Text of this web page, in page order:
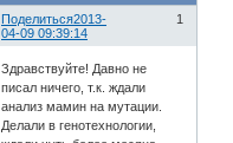
Поделиться 1
2013-
04-09 09:39:14
Здравствуйте! Давно не
писал ничего, т.к. ждали
анализ мамин на мутации.
Делали в генотехнологии,